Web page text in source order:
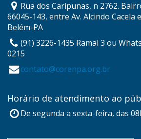
Rua dos Caripunas, n 2762.
66045-143, entre Av. Alcindo Cacela
Belém-PA
(91) 3226-1435 Ramal 3 ou
0215
contato@corenpa.org.br
Horário de atendimento ao
De segunda a sexta-feira, das